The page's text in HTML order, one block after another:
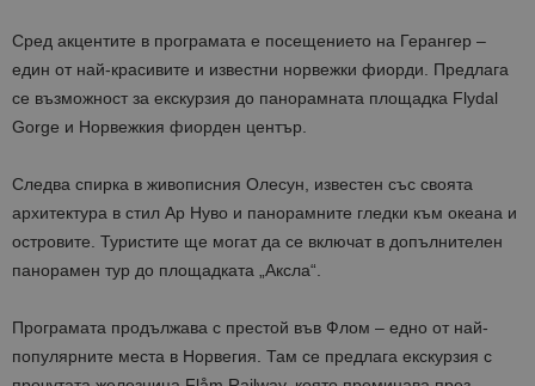
Сред акцентите в програмата е посещението на Герангер –
един от най-красивите и известни норвежки фиорди. Предлага
се възможност за екскурзия до панорамната площадка Flydal
Gorge и Норвежкия фиорден център.
Следва спирка в живописния Олесун, известен със своята
архитектура в стил Ар Нуво и панорамните гледки към океана и
островите. Туристите ще могат да се включат в допълнителен
панорамен тур до площадката „Аксла“.
Програмата продължава с престой във Флом – едно от най-
популярните места в Норвегия. Там се предлага екскурзия с